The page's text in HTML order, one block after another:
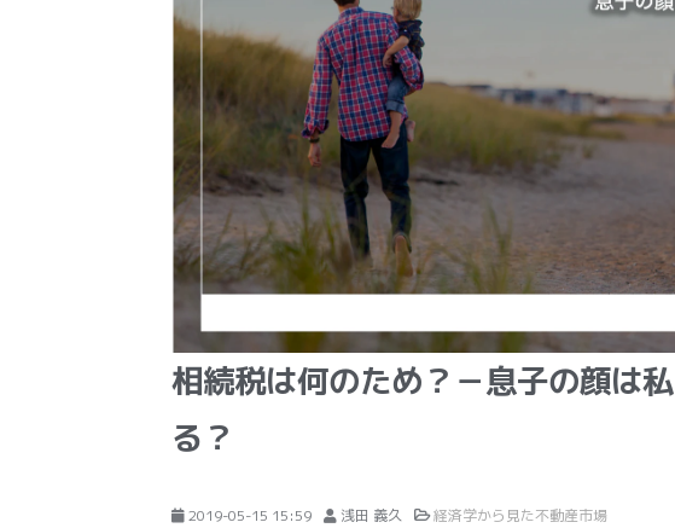
相続税は何のため？－息子の顔は
る？
2019-05-15 15:59 浅田 義久
経済学から見た不動産市場